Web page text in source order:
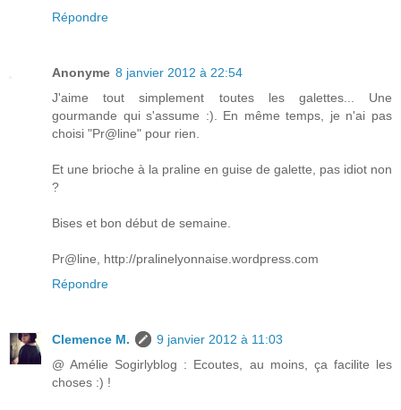
Répondre
Anonyme 8 janvier 2012 à 22:54
J'aime tout simplement toutes les galettes... Une
gourmande qui s'assume :). En même temps, je n'ai pas
choisi "Pr@line" pour rien.
Et une brioche à la praline en guise de galette, pas idiot non
?
Bises et bon début de semaine.
Pr@line, http://pralinelyonnaise.wordpress.com
Répondre
Clemence M.
9 janvier 2012 à 11:03
@ Amélie Sogirlyblog : Ecoutes, au moins, ça facilite les
choses :) !